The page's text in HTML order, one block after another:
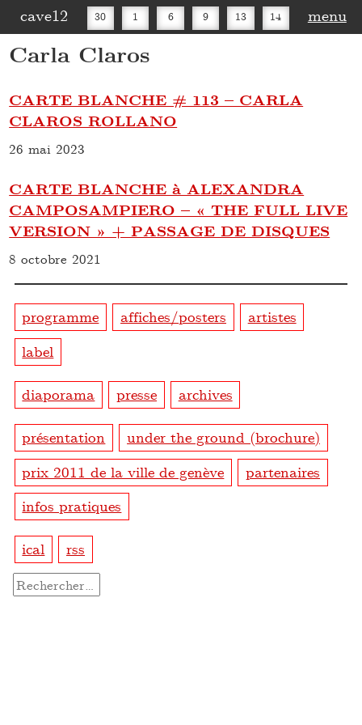
cave12 30 1 6 9 13 14
16
menu
Carla Claros
CARTE BLANCHE # 113 – CARLA
CLAROS ROLLANO
26 mai 2023
CARTE BLANCHE à ALEXANDRA
CAMPOSAMPIERO – « THE FULL LIVE
VERSION » + PASSAGE DE DISQUES
8 octobre 2021
programme affiches/posters
artistes
label
diaporama presse archives
présentation
under the ground (brochure)
prix 2011 de la ville de genève
partenaires
infos pratiques
ical rss
Rechercher :